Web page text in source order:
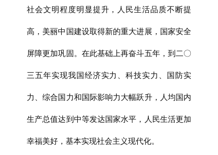
社会文明程度明显提升，人民生活品质不断提
高，美丽中国建设取得新的重大进展，国家安全
屏障更加巩固。在此基础上再奋斗五年，到二〇
三五年实现我国经济实力、科技实力、国防实
力、综合国力和国际影响力大幅跃升，人均国内
生产总值达到中等发达国家水平，人民生活更加
幸福美好，基本实现社会主义现代化。